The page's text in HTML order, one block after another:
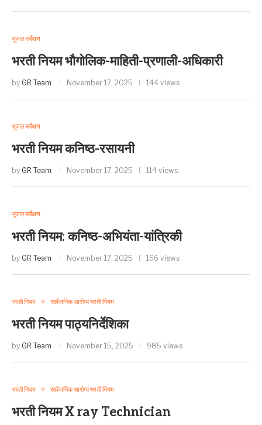
भूजल सर्वेक्षण
भरती नियम भौगोलिक-माहिती-प्रणाली-अधिकारी
by GR Team November 17, 2025 144 views
भूजल सर्वेक्षण
भरती नियम कनिष्ठ-रसायनी
by GR Team November 17, 2025 114 views
भूजल सर्वेक्षण
भरती नियम: कनिष्ठ-अभियंता-यांत्रिकी
by GR Team November 17, 2025 166 views
भरती नियम सार्वजनिक आरोग्य भरती नियम
भरती नियम पाठ्यनिर्देशिका
by GR Team November 15, 2025 985 views
भरती नियम सार्वजनिक आरोग्य भरती नियम
भरती नियम X ray Technician